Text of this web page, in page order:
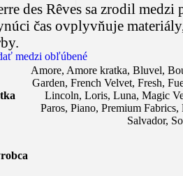
des Rêves sa zrodil
čas ovplyvňuje
medzi obľúbené
Amore, Amore kratka, Bluvel,
Garden, French Velvet, Fresh,
Lincoln, Loris, Luna, Magic
Paros, Piano, Premium Fabrics,
Salvador,